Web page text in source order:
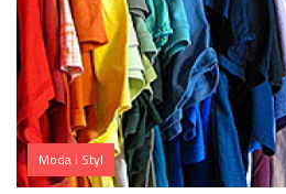
Moda i Styl